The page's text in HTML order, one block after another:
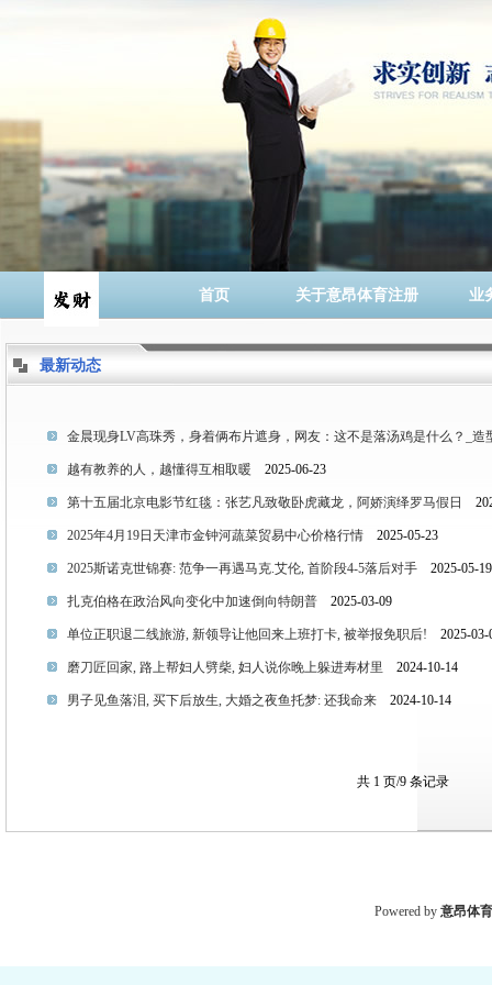
首页 关于意昂体育注册 业
最新动态
金晨现身LV高珠秀，身着俩布片遮身，网友：这不是落汤鸡是什么？_造
越有教养的人，越懂得互相取暖 2025-06-23
第十五届北京电影节红毯：张艺凡致敬卧虎藏龙，阿娇演绎罗马假日
2025年4月19日天津市金钟河蔬菜贸易中心价格行情2025-05-23
2025斯诺克世锦赛: 范争一再遇马克.艾伦, 首阶段4-5落后对手2025-05-19
扎克伯格在政治风向变化中加速倒向特朗普2025-03-09
单位正职退二线旅游, 新领导让他回来上班打卡, 被举报免职后! 2025-03-
磨刀匠回家, 路上帮妇人劈柴, 妇人说你晚上躲进寿材里 2024-10-14
男子见鱼落泪, 买下后放生, 大婚之夜鱼托梦: 还我命来2024-10-14
共 1 页/9 条记录
Powered by 意昂体